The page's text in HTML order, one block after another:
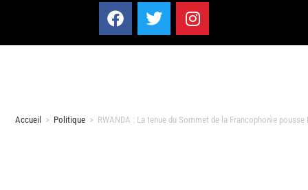
Accueil > Politique > RWANDA : La tenue du Sommet de la Francophonie